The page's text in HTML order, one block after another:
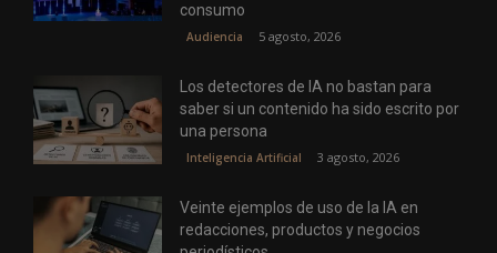
consumo
Audiencia 5 agosto, 2026
Los detectores de IA no bastan para
saber si un contenido ha sido escrito por
una persona
Inteligencia Artificial 3 agosto, 2026
Veinte ejemplos de uso de la IA en
redacciones, productos y negocios